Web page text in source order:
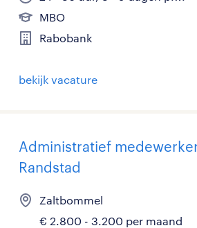
MBO
Rabobank
bekijk vacature
Administratief
Randstad
Zaltbommel
€ 2.800 - 3.200 per maand